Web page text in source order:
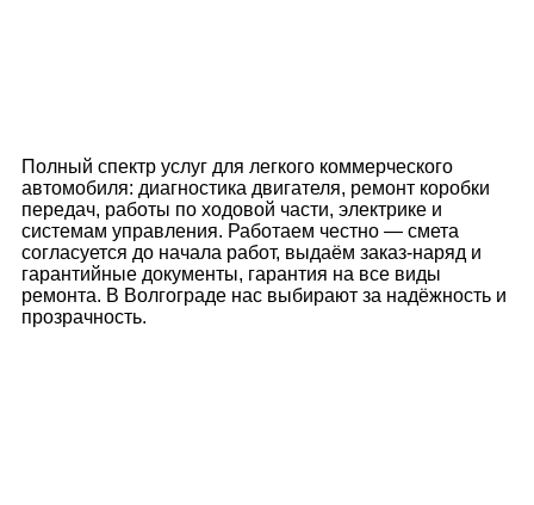
Полный спектр услуг для легкого коммерческого
автомобиля: диагностика двигателя, ремонт коробки
передач, работы по ходовой части, электрике и
системам управления. Работаем честно — смета
согласуется до начала работ, выдаём заказ-наряд и
гарантийные документы, гарантия на все виды
ремонта. В Волгограде нас выбирают за надёжность и
прозрачность.